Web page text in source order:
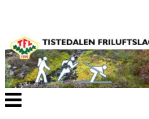
Veksle
navigasjon